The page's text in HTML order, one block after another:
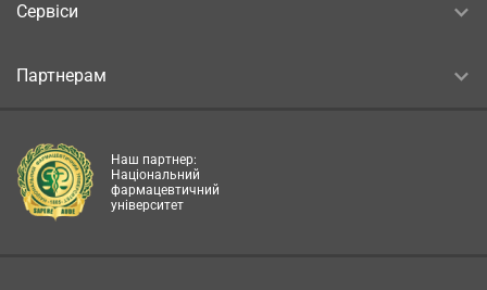
Сервіси
Партнерам
Наш партнер:
Національний
фармацевтичний
університет